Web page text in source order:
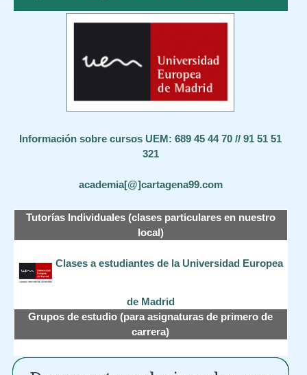
Información sobre cursos UEM: 689 45 44 70 // 91 51 51
321
academia[@]cartagena99.com
Tutorías Individuales (clases particulares en nuestro
local)
Clases a estudiantes de la Universidad Europea
de Madrid
Grupos de estudio (para asignaturas de primero de
carrera)